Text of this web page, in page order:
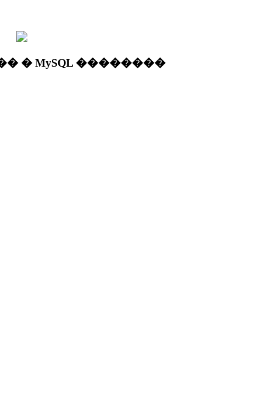
� MySQL ��������